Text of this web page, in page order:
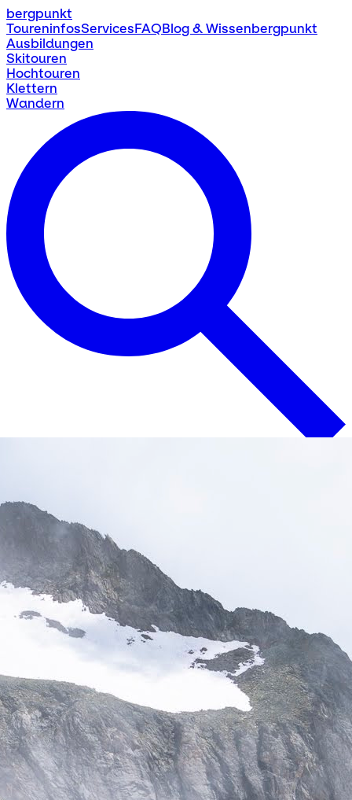
bergpunkt
ToureninfosServicesFAQBlog & Wissenbergpunkt
Ausbildungen
Skitouren
Hochtouren
Klettern
Wandern